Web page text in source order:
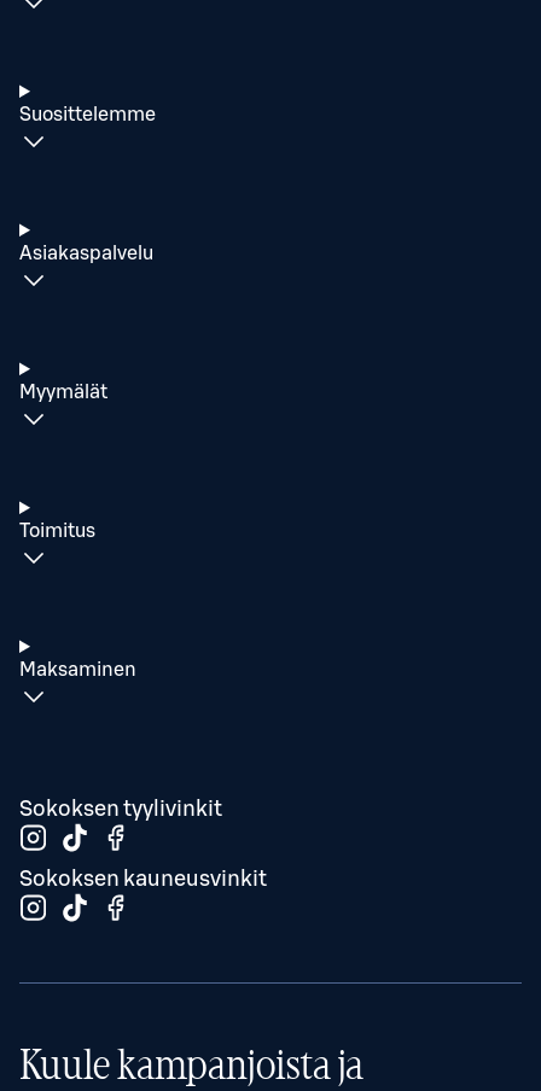
Suosittelemme
Asiakaspalvelu
Myymälät
Toimitus
Maksaminen
Sokoksen tyylivinkit
Sokoksen kauneusvinkit
Kuule kampanjoista ja